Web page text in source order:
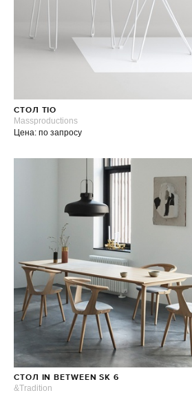
СТОЛ TIO
Massproductions
Цена: по запросу
СТОЛ IN BETWEEN SK 6
&Tradition